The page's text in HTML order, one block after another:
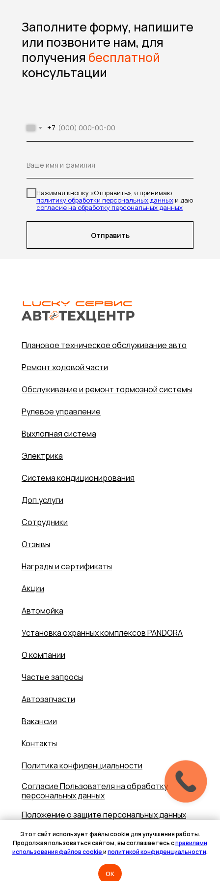
Заполните форму, напишите
или позвоните нам, для
получения бесплатной
консультации
+7
Ваше имя и фамилия
Нажимая кнопку «Отправить», я принимаю
политику обработки персональных данных и даю
согласие на обработку персональных данных
Отправить
Плановое техническое обслуживание авто
Ремонт ходовой части
Обслуживание и ремонт тормозной системы
Рулевое управление
Выхлопная система
Электрика
Система кондиционирования
Доп.услуги
О компании
Частые запросы
Вакансии
Награды и сертификаты
Политика конфиденциальности
Согласие Пользователя на обработку
персональных данных
Положение о защите персональных данных
Политика использования cookie
Разработка сайта
Сотрудники
Отзывы
Автозапчасти
Контакты
Акции
Автомойка
Установка охранных комплексов PANDORA
Этот сайт использует файлы cookie для улучшения работы.
Продолжая пользоваться сайтом, вы соглашаетесь справилами
использования файлов cookieиполитикой конфиденциальности.
OK